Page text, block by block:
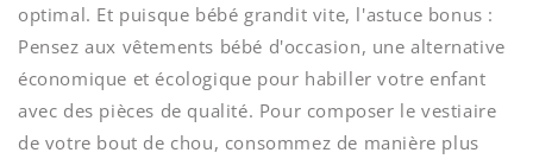
optimal. Et puisque bébé grandit vite, l'astuce bonus :
Pensez aux vêtements bébé d'occasion, une alternative
économique et écologique pour habiller votre enfant
avec des pièces de qualité. Pour composer le vestiaire
de votre bout de chou, consommez de manière plus